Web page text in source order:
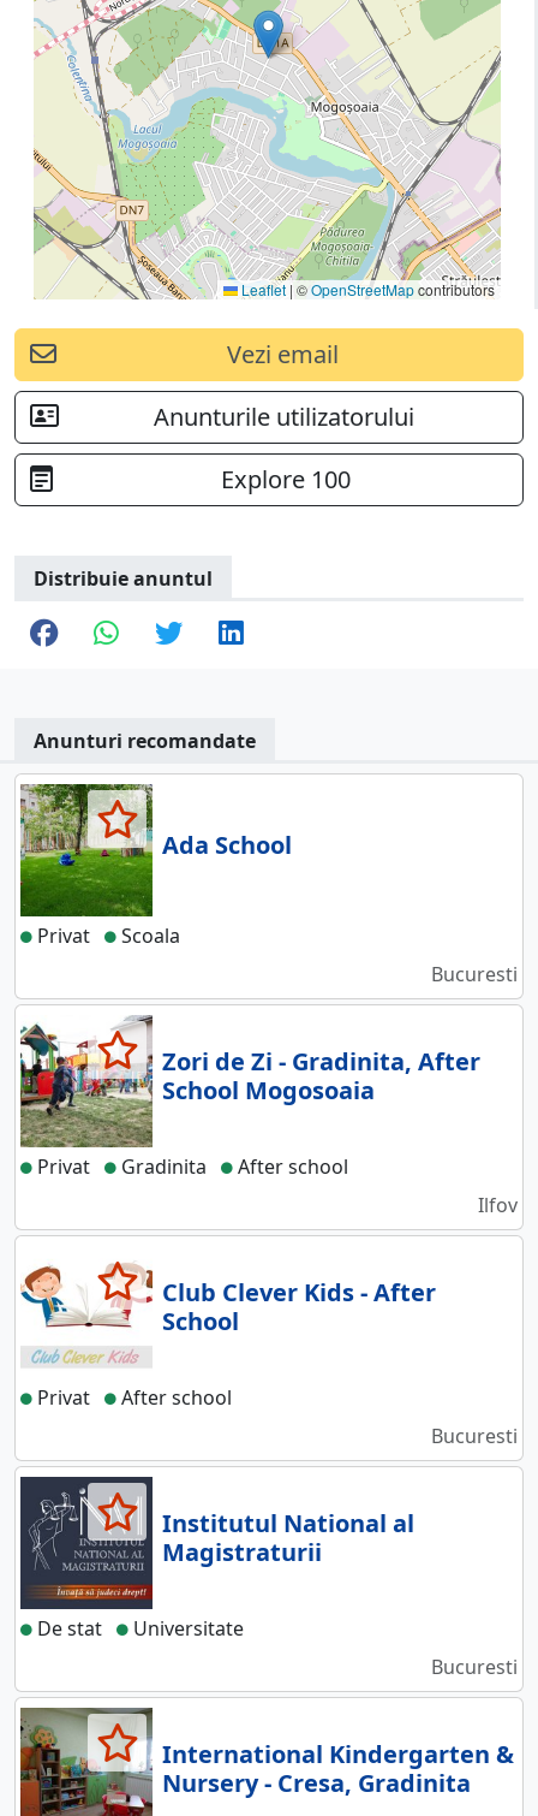
Leaflet | ©OpenStreetMapcontributors
Vezi email
Anunturile utilizatorului
Explore 100
Distribuie anuntul
Anunturi recomandate
Ada School
Privat
Scoala
Bucuresti
Zori de Zi - Gradinita, After
School Mogosoaia
Privat Gradinita
After school
Ilfov
Club Clever Kids - After
School
Privat
After school
Bucuresti
Institutul National al
Magistraturii
De stat
Universitate
Bucuresti
International Kindergarten &
Nursery - Cresa, Gradinita